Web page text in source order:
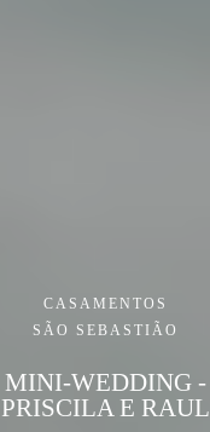
CASAMENTOS
SÃO SEBASTIÃO
MINI-WEDDING -
PRISCILA E RAUL